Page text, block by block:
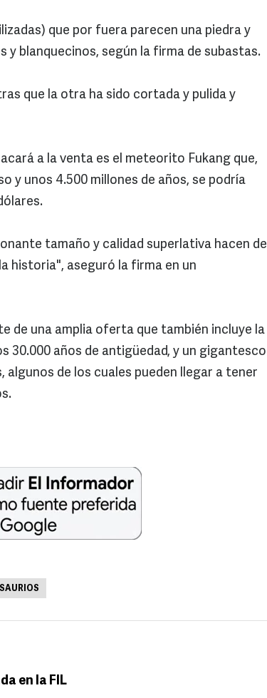
que por fuera parecen una piedra y
blanquecinos, según la firma de subastas.
que la otra ha sido cortada y pulida y
a la venta es el meteorito Fukang que,
y unos 4.500 millones de años, se podría
tamaño y calidad superlativa hacen de
historia", aseguró la firma en un
de una amplia oferta que también incluye la
30.000 años de antigüedad, y un gigantesco
de los cuales pueden llegar a tener
en la FIL